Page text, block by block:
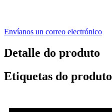
Envíanos un correo electrónico
Detalle do produto
Etiquetas do produto